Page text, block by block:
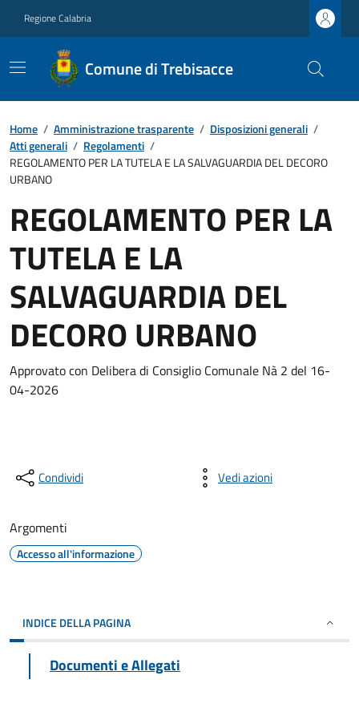
Regione Calabria
Comune di Trebisacce
Home / Amministrazione trasparente / Disposizioni generali /
Atti generali / Regolamenti /
REGOLAMENTO PER LA TUTELA E LA SALVAGUARDIA DEL DECORO
URBANO
REGOLAMENTO PER LA
TUTELA E LA
SALVAGUARDIA DEL
DECORO URBANO
Approvato con Delibera di Consiglio Comunale Nà 2 del 16-
04-2026
Condividi Vedi azioni
Argomenti
Accesso all'informazione
INDICE DELLA PAGINA
Documenti e Allegati